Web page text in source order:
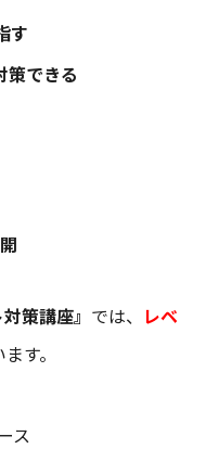
す
策できる
策講座』 では、 レベ
す。
ス